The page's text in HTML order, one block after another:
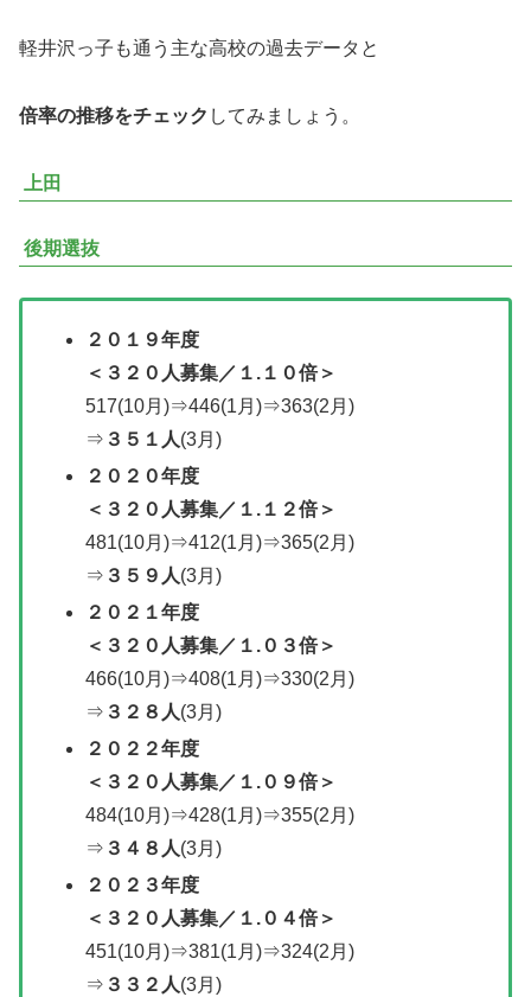
軽井沢っ子も通う主な高校の過去データと
倍率の推移をチェック してみましょう。
上田
後期選抜
２０１９年度
＜３２０人募集／ １.１０倍＞
517(10月)⇒446(1月)⇒363(2月)
⇒ ３５１人(3月)
２０２０年度
＜ ３２０人募集／１.１２倍＞
481(10月)⇒412(1月)⇒365(2月)
⇒ ３５９人(3月)
２０２１年度
＜ ３２０人募集／ １.０３倍＞
466(10月)⇒408(1月)⇒330(2月)
⇒ ３２８人(3月)
２０２２年度
＜ ３２０人募集／ １.０９倍＞
484(10月)⇒428(1月)⇒355(2月)
⇒ ３４８人(3月)
２０２３年度
＜３２０人募集／１.０４倍＞
451(10月)⇒381(1月)⇒324(2月)
⇒ ３３２人(3月)